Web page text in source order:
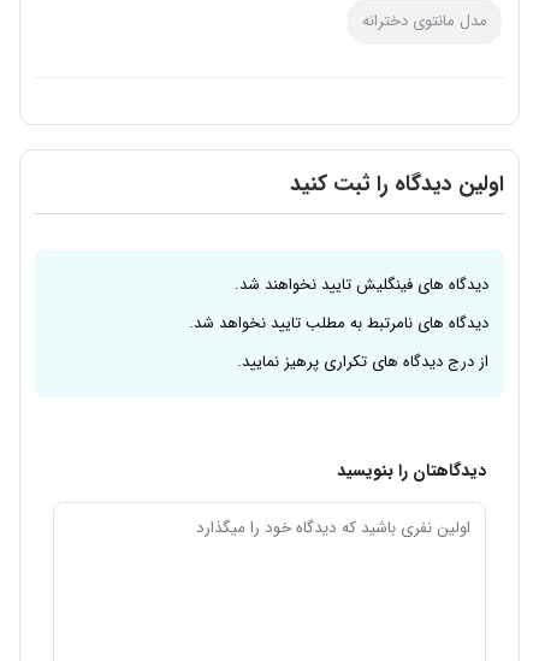
مدل مانتوی دخترانه
اولین دیدگاه را ثبت کنید
دیدگاه های فینگلیش تایید نخواهند شد.
دیدگاه های نامرتبط به مطلب تایید نخواهد شد.
از درج دیدگاه های تکراری پرهیز نمایید.
دیدگاهتان را بنویسید